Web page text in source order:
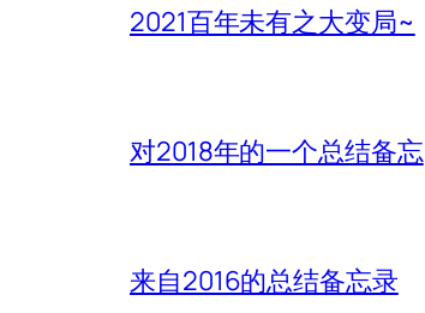
2021百年未有之大变局~
对2018年的一个总结备忘
来自2016的总结备忘录